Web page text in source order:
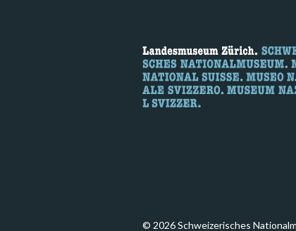
© 2026 Schweizerisches